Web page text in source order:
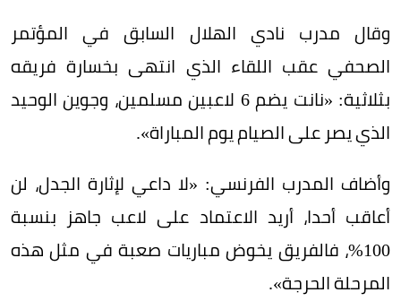
وقال مدرب نادي الهلال السابق في المؤتمر
الصحفي عقب اللقاء الذي انتهى بخسارة فريقه
بثلاثية: «نانت يضم 6 لاعبين مسلمين، وجوين الوحيد
الذي يصر على الصيام يوم المباراة».
وأضاف المدرب الفرنسي: «لا داعي لإثارة الجدل، لن
أعاقب أحدا، أريد الاعتماد على لاعب جاهز بنسبة
100%، فالفريق يخوض مباريات صعبة في مثل هذه
المرحلة الحرجة».